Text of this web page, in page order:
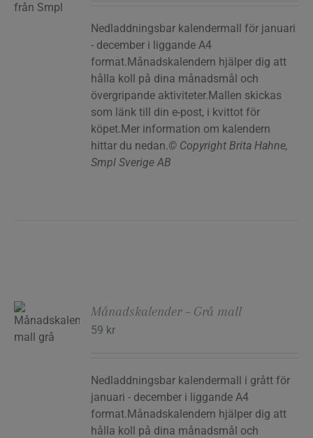
Nedladdningsbar kalendermall för januari
- december i liggande A4
format.Månadskalendern hjälper dig att
hålla koll på dina månadsmål och
övergripande aktiviteter.Mallen skickas
som länk till din e-post, i kvittot för
köpet.Mer information om kalendern
hittar du nedan.© Copyright Brita Hahne,
Smpl Sverige AB
Månadskalender – Grå mall
59 kr
Nedladdningsbar kalendermall i grått för
januari - december i liggande A4
format.Månadskalendern hjälper dig att
hålla koll på dina månadsmål och